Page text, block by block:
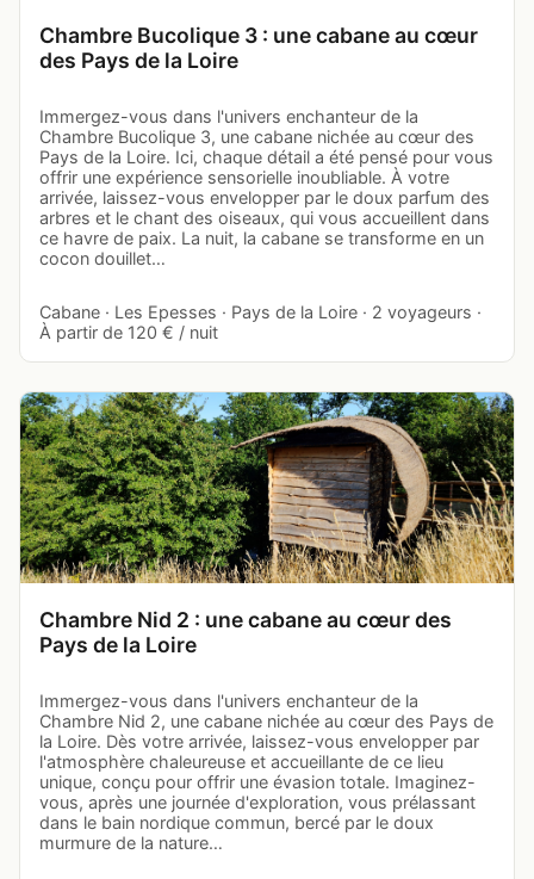
Chambre Bucolique 3 : une cabane au cœur
des Pays de la Loire
Immergez-vous dans l'univers enchanteur de la
Chambre Bucolique 3, une cabane nichée au cœur des
Pays de la Loire. Ici, chaque détail a été pensé pour vous
offrir une expérience sensorielle inoubliable. À votre
arrivée, laissez-vous envelopper par le doux parfum des
arbres et le chant des oiseaux, qui vous accueillent dans
ce havre de paix. La nuit, la cabane se transforme en un
cocon douillet…
Cabane · Les Epesses · Pays de la Loire · 2 voyageurs ·
À partir de 120 € / nuit
Chambre Nid 2 : une cabane au cœur des
Pays de la Loire
Immergez-vous dans l'univers enchanteur de la
Chambre Nid 2, une cabane nichée au cœur des Pays de
la Loire. Dès votre arrivée, laissez-vous envelopper par
l'atmosphère chaleureuse et accueillante de ce lieu
unique, conçu pour offrir une évasion totale. Imaginez-
vous, après une journée d'exploration, vous prélassant
dans le bain nordique commun, bercé par le doux
murmure de la nature…